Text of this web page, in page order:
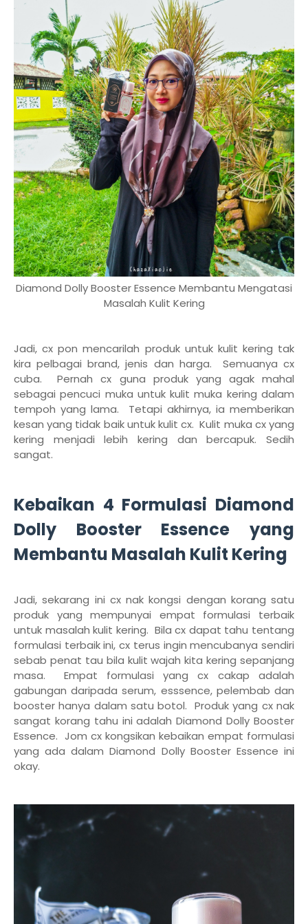
Diamond Dolly Booster Essence Membantu Mengatasi
Masalah Kulit Kering
Jadi, cx pon mencarilah produk untuk kulit kering tak
kira pelbagai brand, jenis dan harga. Semuanya cx
cuba. Pernah cx guna produk yang agak mahal
sebagai pencuci muka untuk kulit muka kering dalam
tempoh yang lama. Tetapi akhirnya, ia memberikan
kesan yang tidak baik untuk kulit cx. Kulit muka cx yang
kering menjadi lebih kering dan bercapuk. Sedih
sangat.
Kebaikan 4 Formulasi Diamond
Dolly Booster Essence yang
Membantu Masalah Kulit Kering
Jadi, sekarang ini cx nak kongsi dengan korang satu
produk yang mempunyai empat formulasi terbaik
untuk masalah kulit kering. Bila cx dapat tahu tentang
formulasi terbaik ini, cx terus ingin mencubanya sendiri
sebab penat tau bila kulit wajah kita kering sepanjang
masa. Empat formulasi yang cx cakap adalah
gabungan daripada serum, esssence, pelembab dan
booster hanya dalam satu botol. Produk yang cx nak
sangat korang tahu ini adalah Diamond Dolly Booster
Essence. Jom cx kongsikan kebaikan empat formulasi
yang ada dalam Diamond Dolly Booster Essence ini
okay.